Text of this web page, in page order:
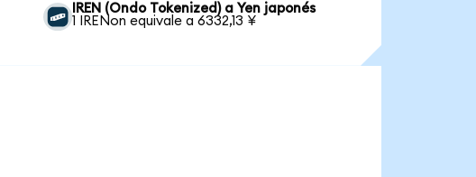
IREN (Ondo Tokenized) a Yen japonés
1 IRENon equivale a 6332,13 ¥